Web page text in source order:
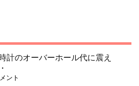
計のオーバーホール代に震え
ント